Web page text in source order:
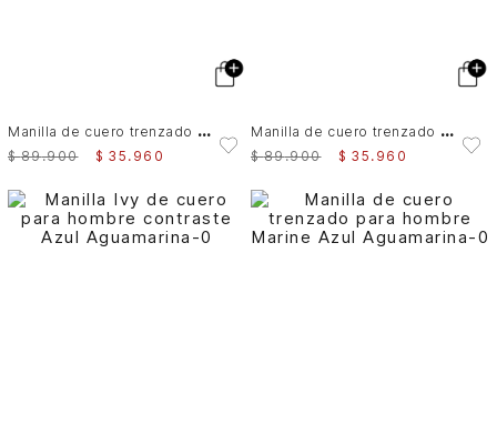
M
anilla de cuero trenzado para hombre Marine
$ 89.900 $ 35 . 960
M
anilla de cuero trenzado para hombre Marine
$ 89.900 $ 35 . 960